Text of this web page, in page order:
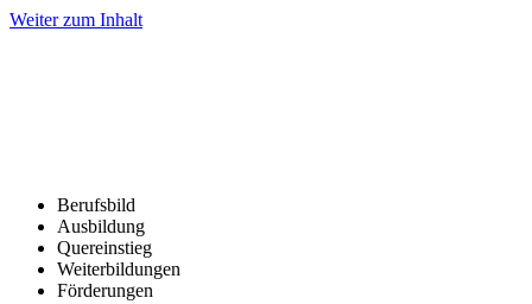
Weiter zum Inhalt
Berufsbild
Ausbildung
Quereinstieg
Weiterbildungen
Förderungen